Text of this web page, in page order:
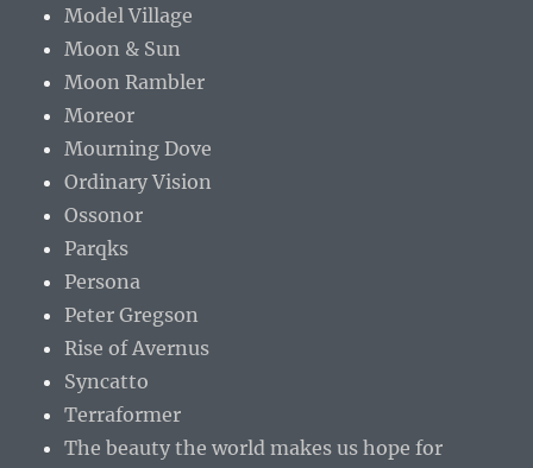
Model Village
Moon & Sun
Moon Rambler
Moreor
Mourning Dove
Ordinary Vision
Ossonor
Parqks
Persona
Peter Gregson
Rise of Avernus
Syncatto
Terraformer
The beauty the world makes us hope for